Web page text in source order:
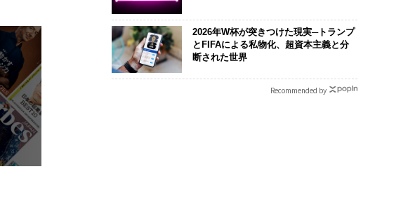
2026年W杯が突きつけた現実─トランプ
とFIFAによる私物化、超資本主義と分
断された世界
Recommended by